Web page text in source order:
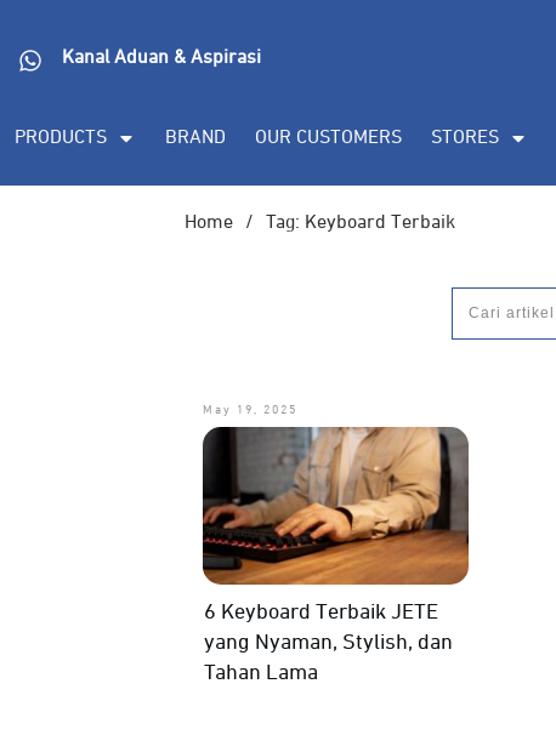
Kanal Aduan & Aspirasi
PRODUCTS BRAND OUR CUSTOMERS STORES
Home / Tag: Keyboard Terbaik
May 19, 2025
6 Keyboard Terbaik JETE
yang Nyaman, Stylish, dan
Tahan Lama